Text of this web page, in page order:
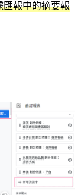
匯報中的摘要報